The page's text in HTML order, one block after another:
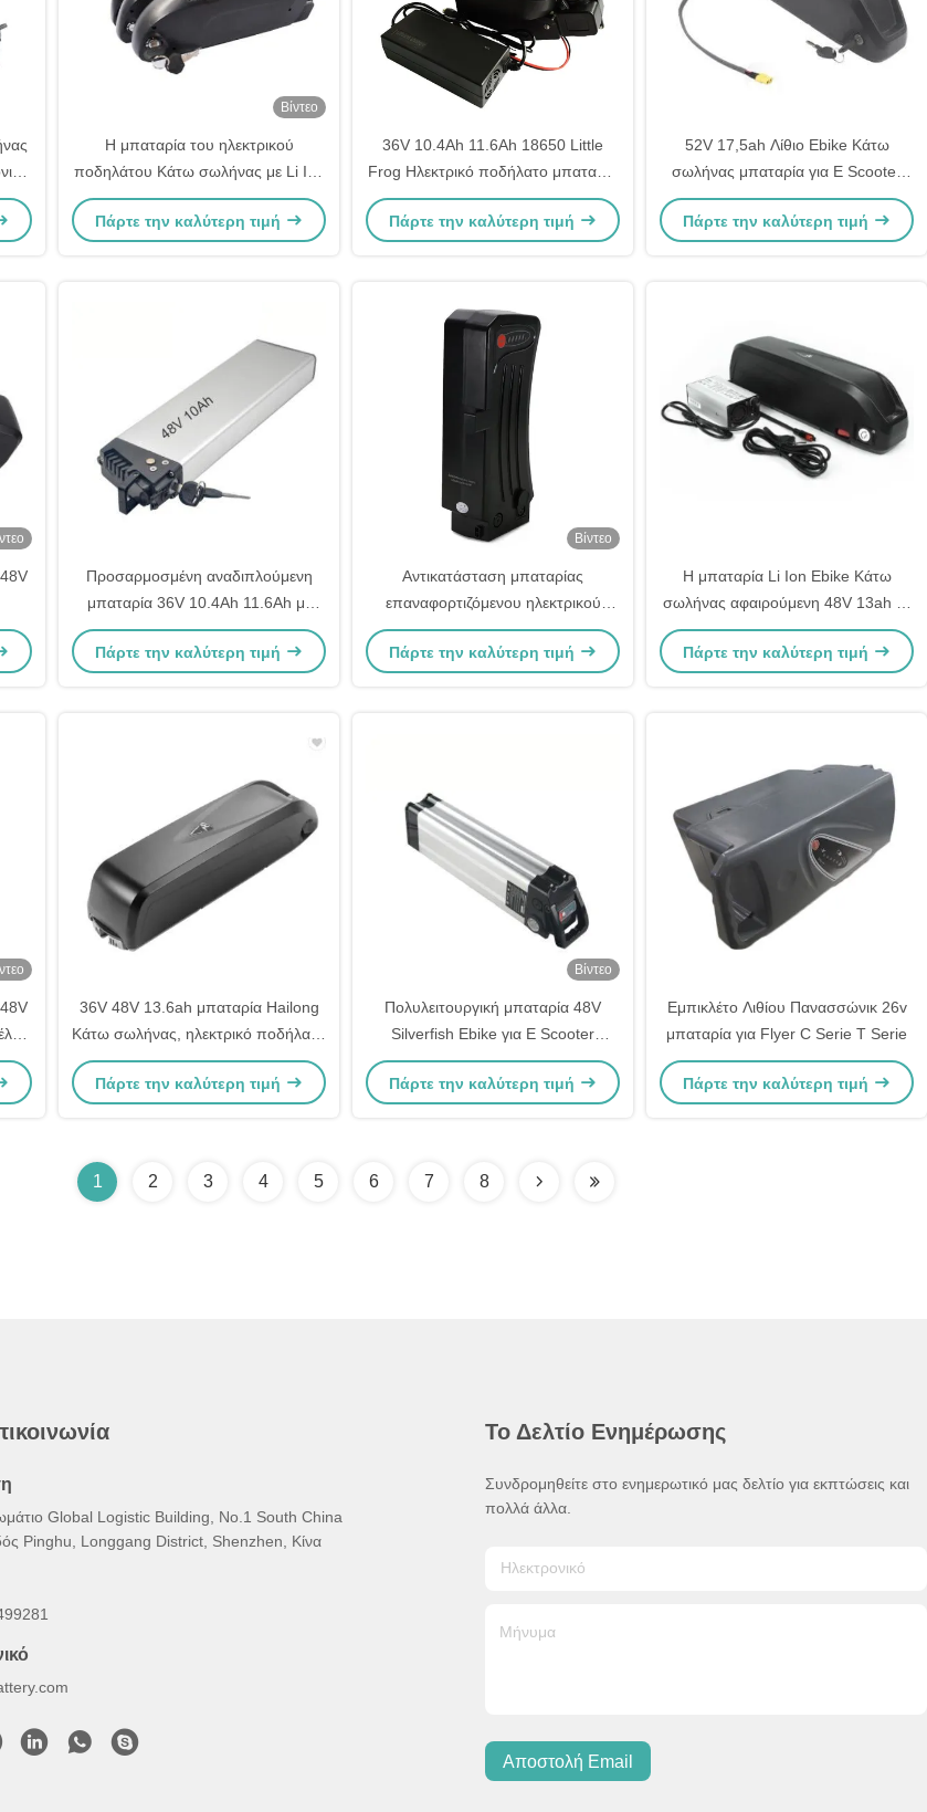
Βίντεο
Η μπαταρία του ηλεκτρικού
ποδηλάτου Κάτω σωλήνας με Li Ion
18650 Cell 48V 36V
Πάρτε την καλύτερη τιμή
36V 10.4Ah 11.6Ah 18650 Little
Frog Ηλεκτρικό ποδήλατο μπαταρία
αναδιπλούμενη Μικρό για ηλεκτρικό
ποδήλατο σκούτερ
Πάρτε την καλύτερη τιμή
52V 17,5ah Λίθιο Ebike Κάτω
σωλήνας μπαταρία για E Scooter
36V 48V 10ah 15ah
Πάρτε την καλύτερη τιμή
Προσαρμοσμένη αναδιπλούμενη
μπαταρία 36V 10.4Ah 11.6Ah με
18650 κυψέλες ιόντων λιθίου
Πάρτε την καλύτερη τιμή
Βίντεο
Αντικατάσταση μπαταρίας
επαναφορτιζόμενου ηλεκτρικού
ποδηλάτου 24V 36V Samsung
Πάρτε την καλύτερη τιμή
Η μπαταρία Li Ion Ebike Κάτω
σωλήνας αφαιρούμενη 48V 13ah με
18650 κύτταρα
Πάρτε την καλύτερη τιμή
36V 48V 13.6ah μπαταρία Hailong
Κάτω σωλήνας, ηλεκτρικό ποδήλατο
μπαταρία πακέτο αντικατάσταση
Πάρτε την καλύτερη τιμή
Βίντεο
Πολυλειτουργική μπαταρία 48V
Silverfish Ebike για E Scooter
Zhenlong Samsung Mifa
Πάρτε την καλύτερη τιμή
Εμπικλέτο Λιθίου Πανασσώνικ 26v
μπαταρία για Flyer C Serie T Serie
Πάρτε την καλύτερη τιμή
1 2 3 4 5 6 7 8
Global Logistic Building, Νο.1 South China
Pinghu, Longgang District, Shenzhen, Κίνα
Το Δελτίο Ενημέρωσης
Συνδρομηθείτε στο ενημερωτικό μας δελτίο για εκπτώσεις και
πολλά άλλα.
Αποστολή Email